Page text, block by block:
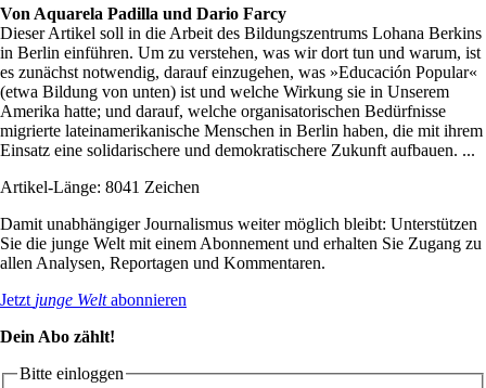
Von Aquarela Padilla und Dario Farcy
Dieser Artikel soll in die Arbeit des Bildungszentrums Lohana Berkins
in Berlin einführen. Um zu verstehen, was wir dort tun und warum, ist
es zunächst notwendig, darauf einzugehen, was »Educación Popular«
(etwa Bildung von unten) ist und welche Wirkung sie in Unserem
Amerika hatte; und darauf, welche organisatorischen Bedürfnisse
migrierte lateinamerikanische Menschen in Berlin haben, die mit ihrem
Einsatz eine solidarischere und demokratischere Zukunft aufbauen. ...
Artikel-Länge: 8041 Zeichen
Damit unabhängiger Journalismus weiter möglich bleibt: Unterstützen
Sie die junge Welt mit einem Abonnement und erhalten Sie Zugang zu
allen Analysen, Reportagen und Kommentaren.
Jetzt junge Weltabonnieren
Dein Abo zählt!
Bitte einloggen